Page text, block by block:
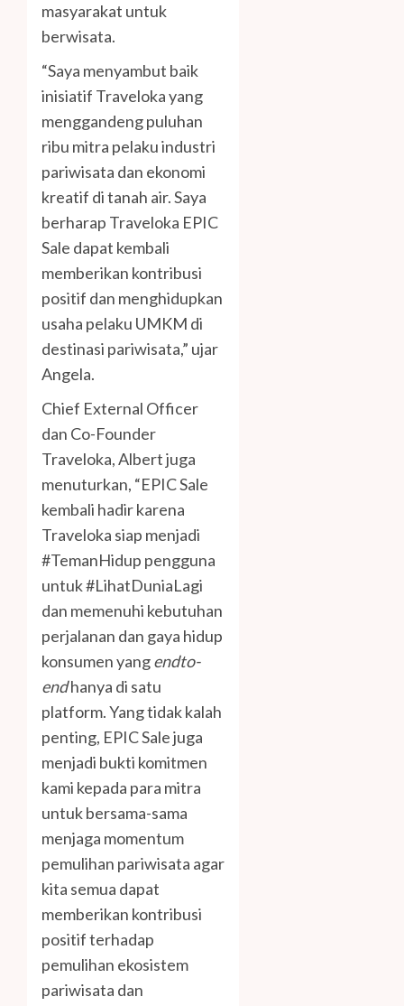
masyarakat untuk
berwisata.
“Saya menyambut baik
inisiatif Traveloka yang
menggandeng puluhan
ribu mitra pelaku industri
pariwisata dan ekonomi
kreatif di tanah air. Saya
berharap Traveloka EPIC
Sale dapat kembali
memberikan kontribusi
positif dan menghidupkan
usaha pelaku UMKM di
destinasi pariwisata,” ujar
Angela.
Chief External Officer
dan Co-Founder
Traveloka, Albert juga
menuturkan, “EPIC Sale
kembali hadir karena
Traveloka siap menjadi
#TemanHidup pengguna
untuk #LihatDuniaLagi
dan memenuhi kebutuhan
perjalanan dan gaya hidup
konsumen yangendto-
endhanya di satu
platform. Yang tidak kalah
penting, EPIC Sale juga
menjadi bukti komitmen
kami kepada para mitra
untuk bersama-sama
menjaga momentum
pemulihan pariwisata agar
kita semua dapat
memberikan kontribusi
positif terhadap
pemulihan ekosistem
pariwisata dan